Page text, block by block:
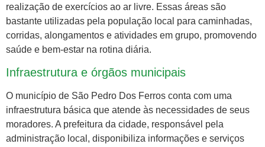
realização de exercícios ao ar livre. Essas áreas são
bastante utilizadas pela população local para caminhadas,
corridas, alongamentos e atividades em grupo, promovendo
saúde e bem-estar na rotina diária.
Infraestrutura e órgãos municipais
O município de São Pedro Dos Ferros conta com uma
infraestrutura básica que atende às necessidades de seus
moradores. A prefeitura da cidade, responsável pela
administração local, disponibiliza informações e serviços